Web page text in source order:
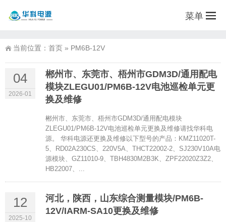
菜单
当前位置： 首页 » PM6B-12V
04
2026-01
郴州市、东莞市、梧州市GDM3D/通用配电
模块ZLEGU01/PM6B-12V电池巡检单元更
换及维修
郴州市、东莞市、梧州市GDM3D/通用配电模块
ZLEGU01/PM6B-12V电池巡检单元更换及维修请找华科电
源。 华科电源还更换及维修以下型号的产品：KMZ11020T-
5、RD02A230CS、220V5A、THCT22002-2、SJ230V10A电
源模块、GZ11010-9、TBH4830M2B3K、ZPF22020Z3Z2、
HB22007、...
12
2025-10
河北，陕西，山东综合测量模块/PM6B-
12V/IARM-SA10更换及维修